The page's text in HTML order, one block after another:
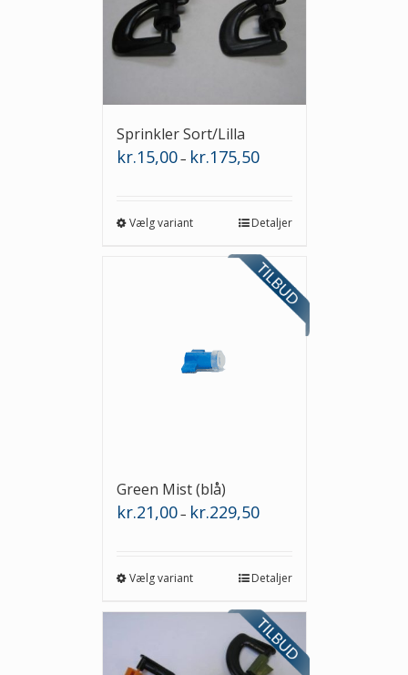
Sprinkler Sort/Lilla
kr.15,00– kr.175,50Prisinterval:
Vælg variant Detaljer
Green Mist (blå)
kr.21,00– kr.229,50Prisinterval:
Vælg variant Detaljer